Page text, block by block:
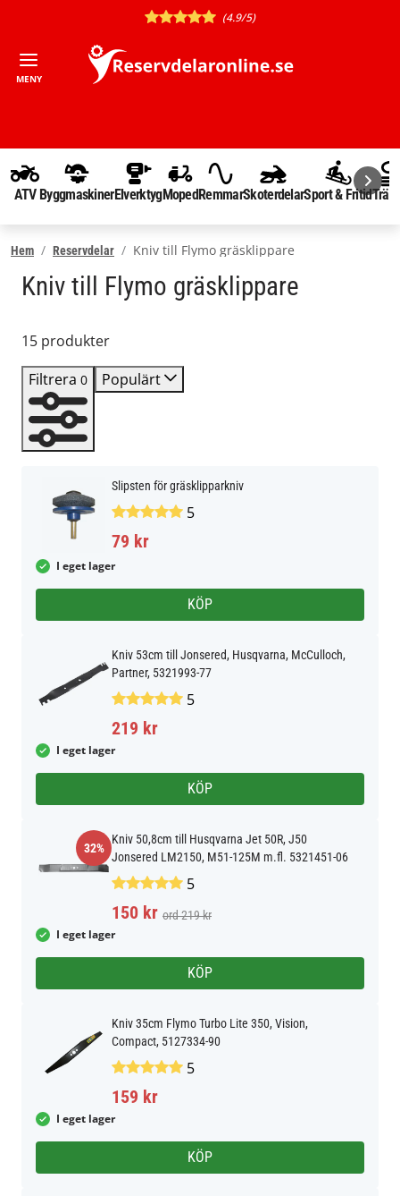
(4.9/5)
MENY
ATV ByggmaskinerElverktygMopedRemmarSkoterdelarSport & Fritid
Hem Reservdelar Kniv till Flymo gräsklippare
Kniv till Flymo gräsklippare
15 produkter
Filtrera 0 Populärt
Slipsten för gräsklipparkniv
5
79 kr
I eget lager
KÖP
Kniv 53cm till Jonsered, Husqvarna, McCulloch,
Partner, 5321993-77
5
219 kr
I eget lager
KÖP
32%
Kniv 50,8cm till Husqvarna Jet 50R, J50
Jonsered LM2150, M51-125M m.fl. 5321451-06
5
150 kr ord 219 kr
I eget lager
KÖP
Kniv 35cm Flymo Turbo Lite 350, Vision,
Compact, 5127334-90
5
159 kr
I eget lager
KÖP